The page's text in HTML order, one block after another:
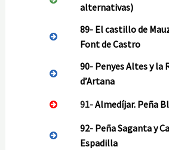
alternativas)
89- El castillo de
Font de Castro
90- Penyes Altes y la
d’Artana
91-Almedíjar. Peña
92- Peña Saganta y
Espadilla